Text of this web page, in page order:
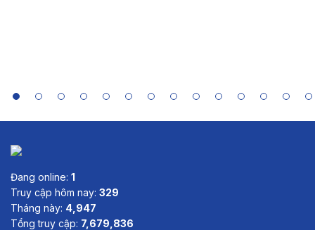
Nam
Đang online: 1
Truy cập hôm nay: 329
Tháng này: 4,947
Tổng truy cập: 7,679,836